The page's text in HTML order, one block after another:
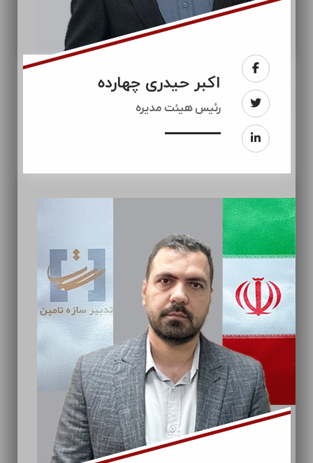
اکبر حیدری چهارده
رئيس هیئت مدیره